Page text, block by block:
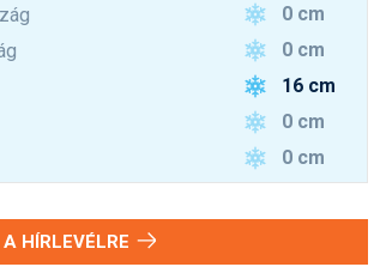
0 cm
0 cm
16 cm
0 cm
0 cm
HÍRLEVÉLRE